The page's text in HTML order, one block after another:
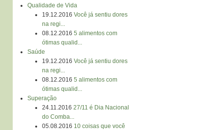
Qualidade de Vida
19.12.2016 Você já sentiu dores
na regi...
08.12.2016 5 alimentos com
ótimas qualid...
Saúde
19.12.2016 Você já sentiu dores
na regi...
08.12.2016 5 alimentos com
ótimas qualid...
Superação
24.11.2016 27/11 é Dia Nacional
do Comba...
05.08.2016 10 coisas que você